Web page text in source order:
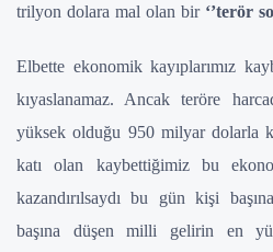
trilyon dolara mal olan bir ‘’terör
Elbette ekonomik kayıplarımız
kıyaslanamaz. Ancak teröre
yüksek olduğu 950 milyar dolarla
katı olan kaybettiğimiz bu
kazandırılsaydı bu gün kişi
başına düşen milli gelirin en